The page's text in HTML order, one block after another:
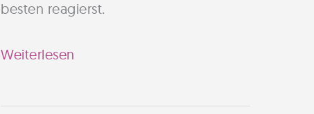
besten reagierst.
Alexa
Weiterlesen